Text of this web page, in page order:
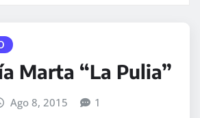
Marta “La Pulia”
Ago 8, 2015 1